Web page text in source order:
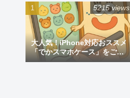
大人気！iPhone対応おススメ
「でかスマホケース」をご紹
介
5215 views